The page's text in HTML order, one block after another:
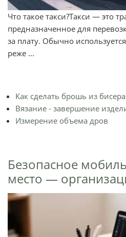
Что такое такси?Такси — это
предназначенное для
за плату. Обычно
реже ...
Как сделать брошь из
Вязание - завершение
Измерение объема дров
Безопасное
место —